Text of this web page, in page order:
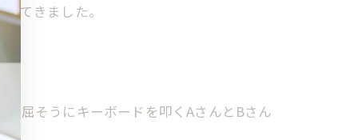
てきました。
屈そうにキーボードを叩くAさんとBさん